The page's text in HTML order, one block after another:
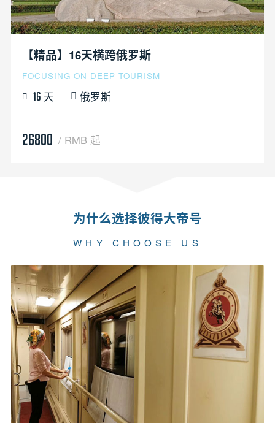
【精品】16天横跨俄罗斯
FOCUSING ON DEEP TOURISM
16 天 俄罗斯
26800 / RMB 起
为什么选择彼得大帝号
WHY CHOOSE US